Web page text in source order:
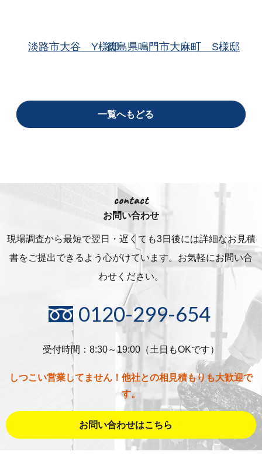
淡路市大谷 Y様邸徳島県鳴門市大麻町 S様邸
一覧へもどる
contact
お問い合わせ
現場調査から最短で翌日・遅くても3日後には詳細なお見積
書をご提出できるよう心がけています。お気軽にお問い合
わせください。
0120-299-654
受付時間：8:30～19:00（土日もOKです）
しつこい営業してません！他社との相見積もりも大歓迎で
す。
お問い合わせはこちら